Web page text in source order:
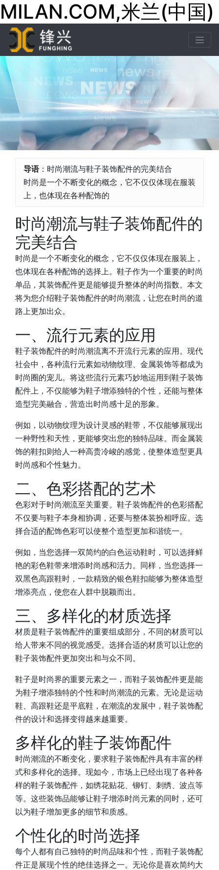
MILAN.COM,米兰(中国)
导语：时尚潮流与鞋子装饰配件的完美结合
时尚是一个不断变化的概念，它不仅仅体现在服装
上，也体现在各种配饰的
时尚潮流与鞋子装饰配件的
完美结合
时尚是一个不断变化的概念，它不仅仅体现在服装上，
也体现在各种配饰的选择上。鞋子作为一个重要的时尚
单品，其装饰配件更是能够提升整体的时尚指数。本文
将为您介绍鞋子装饰配件的时尚潮流，让您在时尚的道
路上更加出众。
一、流行元素的应用
鞋子装饰配件的时尚潮流离不开流行元素的应用。现代
社会中，各种流行元素如动物纹理、金属装饰等都成为
时尚圈的宠儿。将这些流行元素巧妙地运用到鞋子装饰
配件上，不仅能够为鞋子增添独特的个性，还能与整体
造型完美融合，营造出时尚感十足的形象。
例如，以动物纹理为设计灵感的鞋带，不仅能够展现出
一种野性和天性，更能够突出您的独特品味。而金属装
饰的鞋扣则给人一种高贵冷峻的感觉，使整体造型更具
时尚感和个性魅力。
二、色彩搭配的艺术
色彩对于时尚潮流至关重要。鞋子装饰配件的色彩搭配
不仅要与鞋子本身相协调，还要与整体装扮相呼应。选
择合适的配饰色彩可以使整个造型更加和谐统一。
例如，当您选择一双简约的白色运动鞋时，可以选择鲜
艳的彩色鞋带来增添时尚感和活力。同样，当您选择一
双黑色高跟鞋时，一款精致的银色鞋扣能够为整体造型
增添亮点，使您在人群中脱颖而出。
三、多样化的材质选择
材质是鞋子装饰配件的重要组成部分，不同的材质可以
给人带来不同的视觉感受。选择合适的材质可以让您的
鞋子装饰配件更加突出和与众不同。
鞋子是时尚界的重要元素之一，而鞋子装饰配件更是能
为鞋子增添独特的个性和时尚潮流的元素。无论是运动
鞋、高跟鞋还是平底鞋，在潮流的发展中，鞋子装饰配
件的设计和选择变得越来越重要。
多样化的鞋子装饰配件
时尚潮流的不断变化，要求鞋子装饰配件具有丰富的样
式和多样化的选择。现如今，市场上已经出现了各种各
样的鞋子装饰配件，如绣花贴花、铆钉、刺绣、波点等
等。这些装饰品能够让鞋子增添时尚元素的同时，还可
以为鞋子增加更多的细节和质感。
个性化的时尚选择
每个人都有自己独特的时尚品味和个性，而鞋子装饰配
件正是展现个性的绝佳选择之一。无论你是喜欢简约大